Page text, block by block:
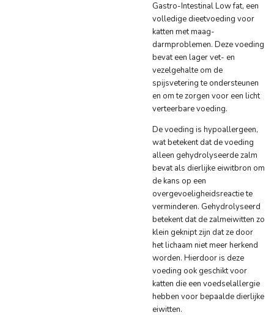
Gastro-Intestinal Low fat, een
volledige dieetvoeding voor
katten met maag-
darmproblemen. Deze voeding
bevat een lager vet- en
vezelgehalte om de
spijsvetering te ondersteunen
en om te zorgen voor een licht
verteerbare voeding.
De voeding is hypoallergeen,
wat betekent dat de voeding
alleen gehydrolyseerde zalm
bevat als dierlijke eiwitbron om
de kans op een
overgevoeligheidsreactie te
verminderen. Gehydrolyseerd
betekent dat de zalmeiwitten zo
klein geknipt zijn dat ze door
het lichaam niet meer herkend
worden. Hierdoor is deze
voeding ook geschikt voor
katten die een voedselallergie
hebben voor bepaalde dierlijke
eiwitten.